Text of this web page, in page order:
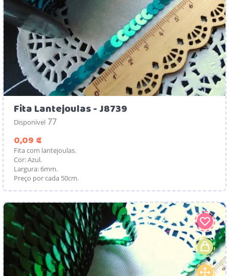
Fita Lantejoulas - J8739
Disponível 77
0,09 €
Fita com lantejoulas.
Cor: Azul.
Largura: 6mm.
Preço por cada 50cm.